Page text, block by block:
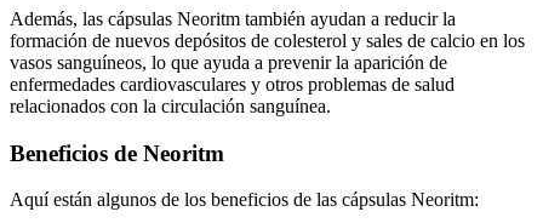
Además, las cápsulas Neoritm también ayudan a reducir la
formación de nuevos depósitos de colesterol y sales de calcio en los
vasos sanguíneos, lo que ayuda a prevenir la aparición de
enfermedades cardiovasculares y otros problemas de salud
relacionados con la circulación sanguínea.
Beneficios de Neoritm
Aquí están algunos de los beneficios de las cápsulas Neoritm: